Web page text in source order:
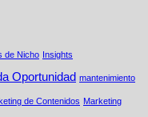
de Nicho Insights
Oportunidad mantenimiento
de Contenidos Marketing